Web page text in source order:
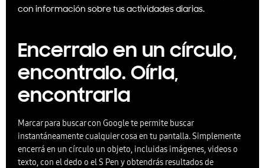
con información sobre tus actividades diarias.
Encerralo en un círculo,
encontralo. Oírla,
encontrarla
Marcar para buscar con Google te permite buscar
instantáneamente cualquier cosa en tu pantalla. Simplemente
encerrá en un círculo un objeto, incluidas imágenes, videos o
texto, con el dedo o el S Pen y obtendrás resultados de